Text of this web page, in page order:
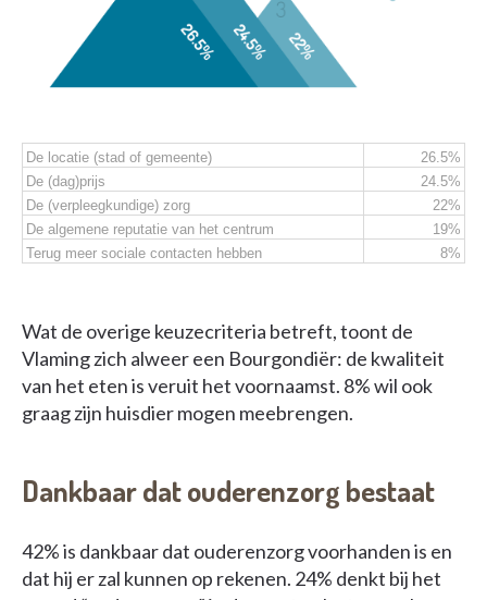
De locatie (stad of gemeente)
26.5%
De (dag)prijs
24.5%
De (verpleegkundige) zorg
22%
De algemene reputatie van het centrum
19%
Terug meer sociale contacten hebben
8%
Wat de overige keuzecriteria betreft, toont de
Vlaming zich alweer een Bourgondiër: de kwaliteit
van het eten is veruit het voornaamst. 8% wil ook
graag zijn huisdier mogen meebrengen.
Dankbaar dat ouderenzorg bestaat
42% is dankbaar dat ouderenzorg voorhanden is en
dat hij er zal kunnen op rekenen. 24% denkt bij het